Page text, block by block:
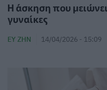
Η άσκηση που
γυναίκες
ΕΥ ΖΗΝ 14/04/2026 - 15:09